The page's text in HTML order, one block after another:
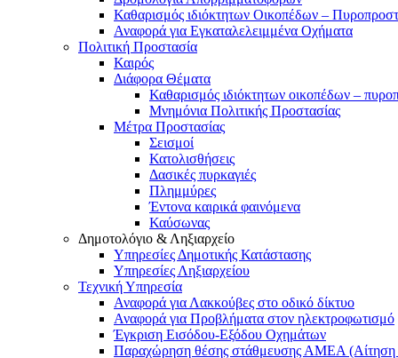
Καθαρισμός ιδιόκτητων Οικοπέδων –
Αναφορά για Εγκαταλελειμμένα Οχήματα
Πολιτική Προστασία
Καιρός
Διάφορα Θέματα
Καθαρισμός ιδιόκτητων οικοπέδων –
Μνημόνια Πολιτικής Προστασίας
Μέτρα Προστασίας
Σεισμοί
Κατολισθήσεις
Δασικές πυρκαγιές
Πλημμύρες
Έντονα καιρικά φαινόμενα
Καύσωνας
Δημοτολόγιο & Ληξιαρχείο
Υπηρεσίες Δημοτικής Κατάστασης
Υπηρεσίες Ληξιαρχείου
Τεχνική Υπηρεσία
Αναφορά για Λακκούβες στο οδικό δίκτυο
Αναφορά για Προβλήματα στον ηλεκτροφωτισμό
Έγκριση Εισόδου-Εξόδου Οχημάτων
Παραχώρηση θέσης στάθμευσης ΑΜΕΑ (Αίτηση –